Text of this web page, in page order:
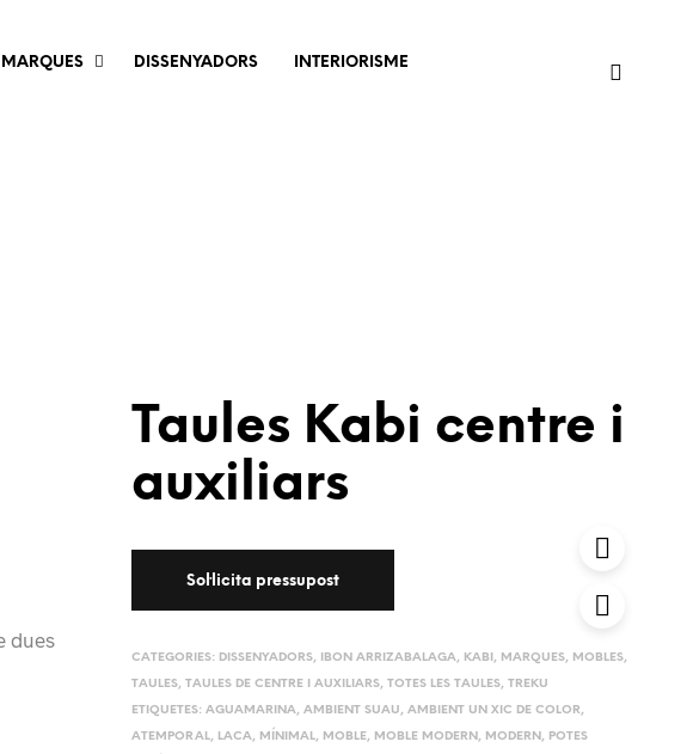
MARQUES DISSENYADORS
INTERIORISME
Taules Kabi centre i
auxiliars
CATEGORIES: DISSENYADORS, IBON ARRIZABALAGA, KABI , MARQUES, MOBLES,
TAULES, TAULES DE CENTRE I AUXILIARS, TOTES LES TAULES, TREKU
ETIQUETES: AGUAMARINA, AMBIENT SUAU, AMBIENT UN XIC DE COLOR,
ATEMPORAL, LACA, MÍNIMAL, MOBLE, MOBLE MODERN , MODERN , POTES
dues